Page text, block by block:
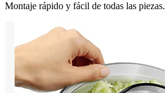
Montaje rápido y fácil de todas las piezas.